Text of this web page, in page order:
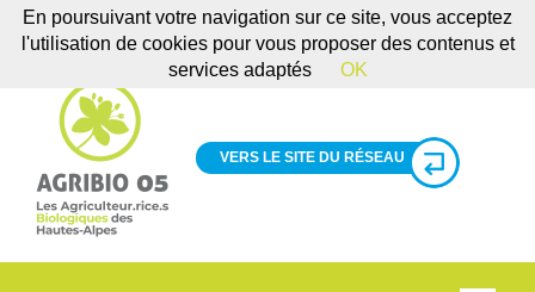
VERS LE SITE DU RÉSEAU
En poursuivant votre navigation sur ce site, vous acceptez
l'utilisation de cookies pour vous proposer des contenus et
services adaptés
OK